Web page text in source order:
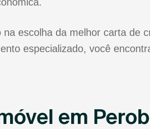
escolha da melhor carta de
especializado, você
em